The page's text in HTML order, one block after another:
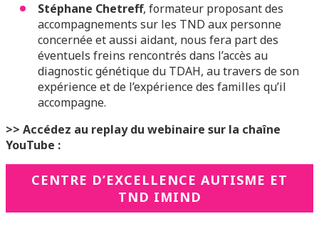
Stéphane Chetreff, formateur proposant des
accompagnements sur les TND aux personne
concernée et aussi aidant, nous fera part des
éventuels freins rencontrés dans l’accès au
diagnostic génétique du TDAH, au travers de son
expérience et de l’expérience des familles qu’il
accompagne.
>> Accédez au replay du webinaire sur la chaîne
YouTube :
CENTRE D’EXCELLENCE AUTISME ET
TND IMIND